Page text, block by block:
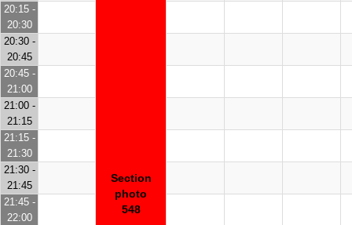
Section
photo
548
20:15 -
20:30
20:30 -
20:45
20:45 -
21:00
21:00 -
21:15
21:15 -
21:30
21:30 -
21:45
21:45 -
22:00